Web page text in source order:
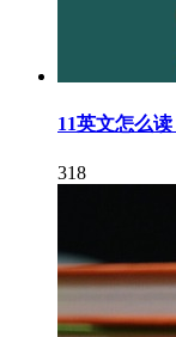
11英文怎么
318